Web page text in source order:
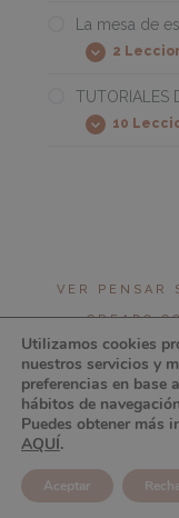
elementos
La mesa de
Expandir
La
de
2
TUTORIALES
Expandir
TUTORIALES
10
VER PENSAR
CREADO
Utilizamos cookies
nuestros servicios y
preferencias en base
hábitos de
Puedes obtener más
AQUÍ.
Aceptar